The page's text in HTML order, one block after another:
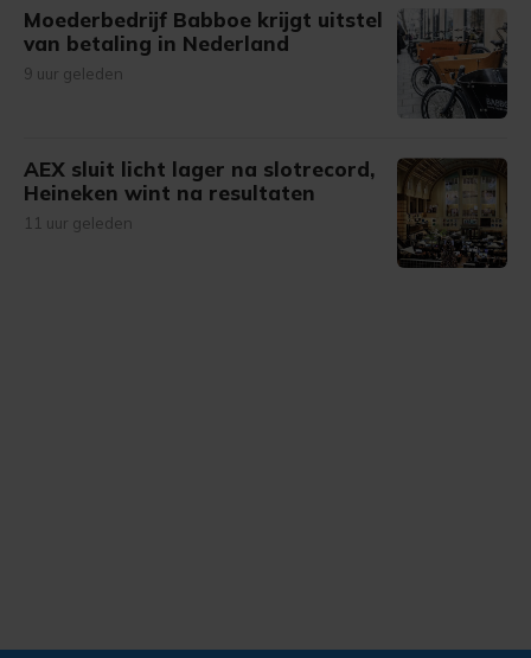
Moederbedrijf Babboe krijgt uitstel
van betaling in Nederland
9 uur geleden
AEX sluit licht lager na slotrecord,
Heineken wint na resultaten
11 uur geleden